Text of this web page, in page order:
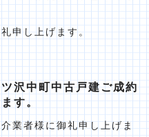
申し上げます。
沢中町中古戸建ご成約
す。
業者様に御礼申し上げま